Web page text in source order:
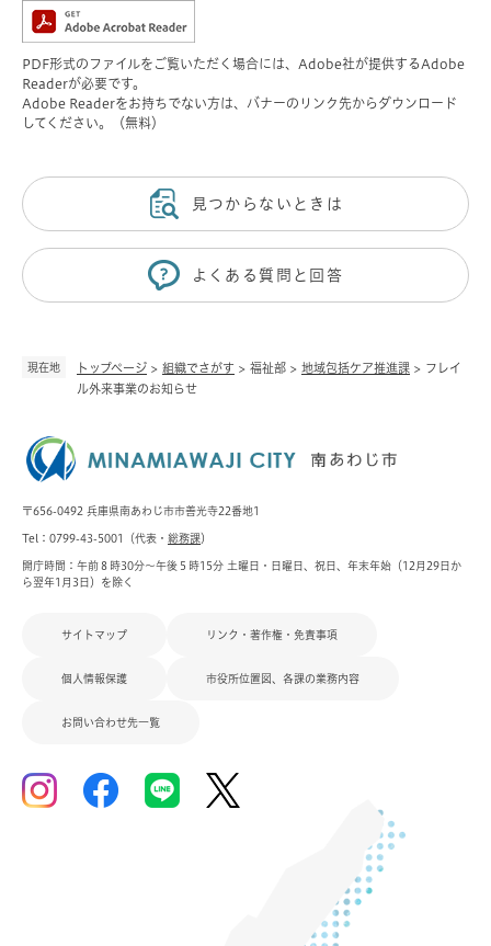
現在地 トップページ > 組織でさがす > 福祉部 > 地域包括ケア推進課 > フレイ
ル外来事業のお知らせ
PDF形式のファイルをご覧いただく場合には、Adobe社が提供するAdobe
Readerが必要です。
Adobe Readerをお持ちでない方は、バナーのリンク先からダウンロード
してください。（無料）
見つからないときは
よくある質問と回答
〒656-0492 兵庫県南あわじ市市善光寺22番地1
Tel：0799-43-5001（代表・ 総務課）
開庁時間：午前８時30分～午後５時15分 土曜日・日曜日、祝日、年末年始（12月29日か
ら翌年1月3日）を除く
サイトマップ リンク・著作権・免責事項
個人情報保護 市役所位置図、各課の業務内容
お問い合わせ先一覧